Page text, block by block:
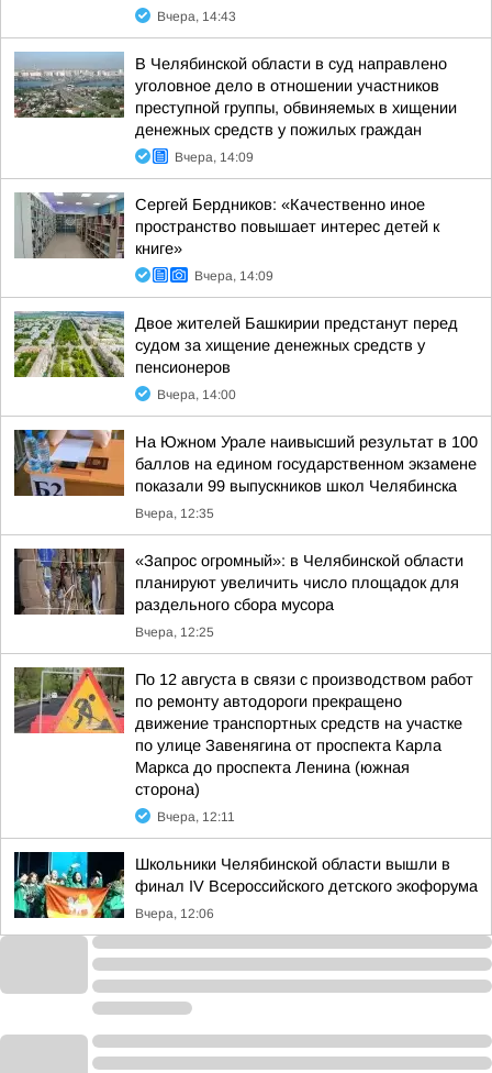
Вчера, 14:43
В Челябинской области в суд направлено
уголовное дело в отношении участников
преступной группы, обвиняемых в хищении
денежных средств у пожилых граждан
Вчера, 14:09
Сергей Бердников: «Качественно иное
пространство повышает интерес детей к
книге»
Вчера, 14:09
Двое жителей Башкирии предстанут перед
судом за хищение денежных средств у
пенсионеров
Вчера, 14:00
На Южном Урале наивысший результат в 100
баллов на едином государственном экзамене
показали 99 выпускников школ Челябинска
Вчера, 12:35
«Запрос огромный»: в Челябинской области
планируют увеличить число площадок для
раздельного сбора мусора
Вчера, 12:25
По 12 августа в связи с производством работ
по ремонту автодороги прекращено
движение транспортных средств на участке
по улице Завенягина от проспекта Карла
Маркса до проспекта Ленина (южная
сторона)
Вчера, 12:11
Школьники Челябинской области вышли в
финал IV Всероссийского детского экофорума
Вчера, 12:06